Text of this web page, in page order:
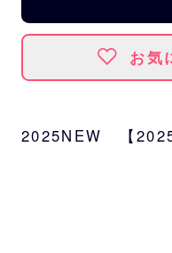
お気
2025NEW 【